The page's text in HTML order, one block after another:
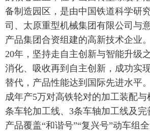
备制造园区，是由中国铁道科学研
司、太原重型机械集团有限公司与
产品集团合资组建的高新技术企业
20年，坚持走自主创新与智能升级
消化、吸收再到自主创新，成功实
替代，产品性能达到国际先进水平
成年产5万对高铁轮对的加工装配
条车轮加工线、3条车轴加工线及完
产品覆盖“和谐号”“复兴号”动车组